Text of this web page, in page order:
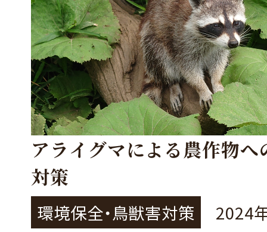
アライグマによる農作物へ
対策
環境保全・鳥獣害対策
2024